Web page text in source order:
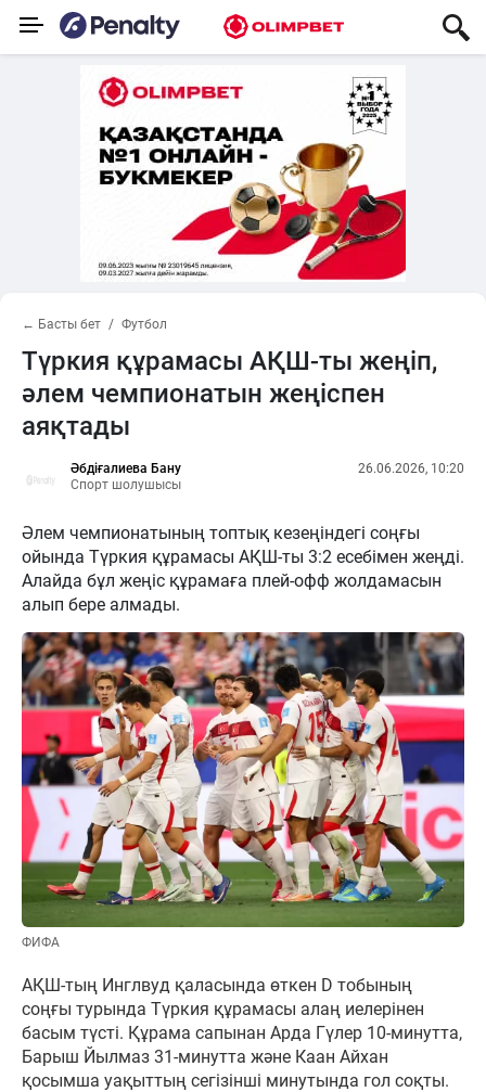
← Басты бет Футбол
Түркия құрамасы АҚШ-ты жеңіп,
әлем чемпионатын жеңіспен
аяқтады
Әбдіғалиева Бану
Спорт шолушысы
26.06.2026, 10:20
Әлем чемпионатының топтық кезеңіндегі соңғы
ойында Түркия құрамасы АҚШ-ты 3:2 есебімен жеңді.
Алайда бұл жеңіс құрамаға плей-офф жолдамасын
алып бере алмады.
ФИФА
АҚШ-тың Инглвуд қаласында өткен D тобының
соңғы турында Түркия құрамасы алаң иелерінен
басым түсті. Құрама сапынан Арда Гүлер 10-минутта,
Барыш Йылмаз 31-минутта және Каан Айхан
қосымша уақыттың сегізінші минутында гол соқты.